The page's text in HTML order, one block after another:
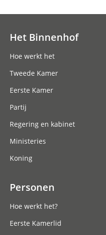
Het Binnenhof
Hoe werkt het
Tweede Kamer
Eerste Kamer
Partij
Regering en kabinet
Ministeries
Koning
Personen
Hoe werkt het?
Eerste Kamerlid